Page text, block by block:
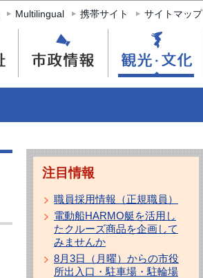
Multilingual 携帯サイト サイトマップ
注目情報
職員採用情報（正規職員）
電動船HARMO艇を活用し
たクルーズ商品を企画して
みませんか
8月3日（月曜）からの市役
所出入口・駐車場・駐輪場